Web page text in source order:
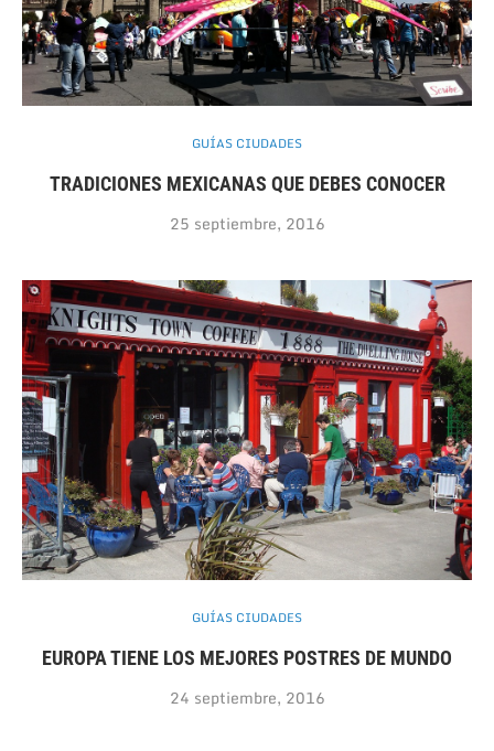
GUÍAS CIUDADES
TRADICIONES MEXICANAS QUE DEBES CONOCER
25 septiembre, 2016
GUÍAS CIUDADES
EUROPA TIENE LOS MEJORES POSTRES DE MUNDO
24 septiembre, 2016